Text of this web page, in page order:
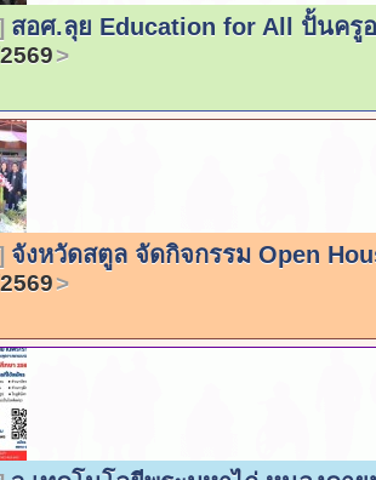
สอศ.ลุย Education for All ปั้นครู
จังหวัดสตูล จัดกิจกรรม Open